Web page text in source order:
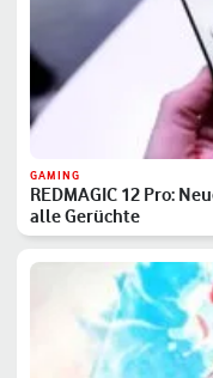
GAMING
REDMAGIC 12 Pro:
alle Gerüchte